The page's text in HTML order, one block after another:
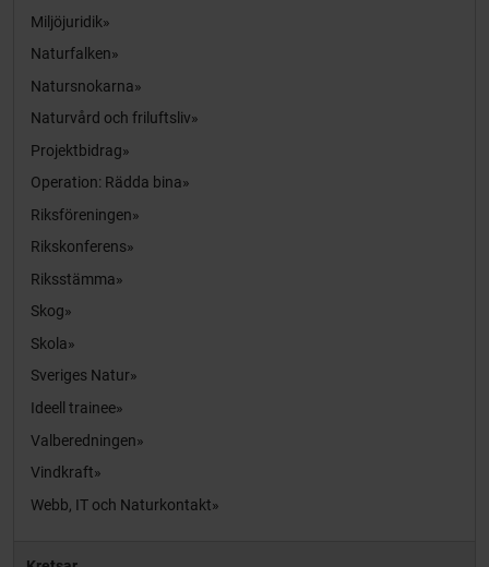
Miljöjuridik
Naturfalken
Natursnokarna
Naturvård och friluftsliv
Projektbidrag
Operation: Rädda bina
Riksföreningen
Rikskonferens
Riksstämma
Skog
Skola
Sveriges Natur
Ideell trainee
Valberedningen
Vindkraft
Webb, IT och Naturkontakt